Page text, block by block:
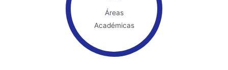
Áreas
Académicas